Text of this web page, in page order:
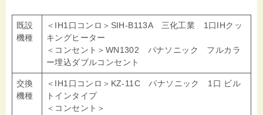
既設
機種
＜IH1口コンロ＞SIH-B113A 三化工業 1口IHクッ
キングヒーター
＜コンセント＞WN1302 パナソニック フルカラ
ー埋込ダブルコンセント
交換
機種
＜IH1口コンロ＞KZ-11C パナソニック 1口 ビル
トインタイプ
＜コンセント＞